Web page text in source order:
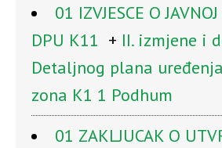
01 IZVJESCE O
DPU K11 + II. izmjene i
Detaljnog plana
zona K1 1 Podhum
01 ZAKLJUCAK O